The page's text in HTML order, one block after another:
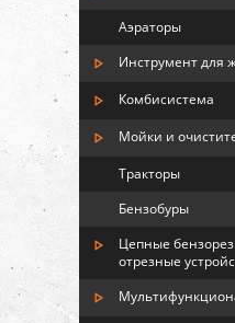
Аэраторы
Инструмент для
Комбисистема
Мойки и
Тракторы
Бензобуры
Цепные
отрезные